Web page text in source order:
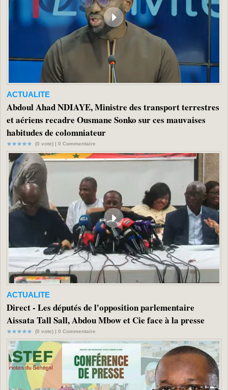
ACTUALITE
Abdoul Ahad NDIAYE, Ministre des transport terrestres
et aériens recadre Ousmane Sonko sur ces mauvaises
habitudes de colomniateur
(0 vote) | 0 Commentaire
ACTUALITE
Direct - Les députés de l'opposition parlementaire
Aissata Tall Sall, Abdou Mbow et Cie face à la presse
(0 vote) | 0 Commentaire